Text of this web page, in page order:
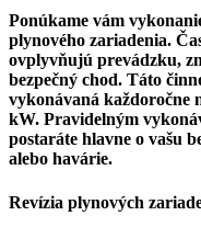
Ponúkame vám
plynového zariadenia.
ovplyvňujú prevádzku,
bezpečný chod. Táto
vykonávaná každoročne
kW. Pravidelným
postaráte hlavne o vašu
alebo havárie.
Revízia plynových